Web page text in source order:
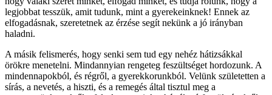
legjobbat tesszük, amit tudunk, mint a gyerekeinknek! Ennek az
elfogadásnak, szeretetnek az érzése segít nekünk a jó irányban
haladni.
A másik felismerés, hogy senki sem tud egy nehéz hátizsákkal
örökre menetelni. Mindannyian rengeteg feszültséget hordozunk. A
mindennapokból, és régről, a gyerekkorunkból. Velünk születetten a
sírás, a nevetés, a hiszti, és a remegés által tisztul meg a